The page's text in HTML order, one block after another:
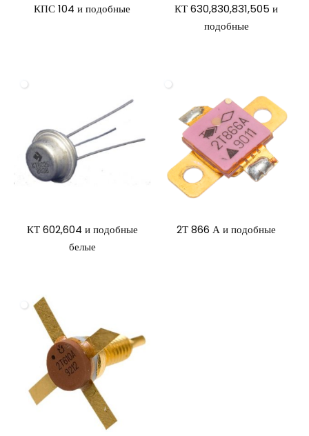
КПС 104 и подобные
КТ 630,830,831,505 и
подобные
КТ 602,604 и подобные
белые
2Т 866 А и подобные